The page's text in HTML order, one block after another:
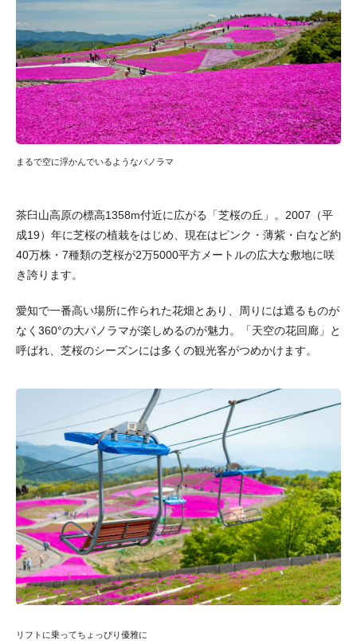
まるで空に浮かんでいるようなパノラマ
茶臼山高原の標高1358m付近に広がる「芝桜の丘」。2007（平
成19）年に芝桜の植栽をはじめ、現在はピンク・薄紫・白など約
40万株・7種類の芝桜が2万5000平方メートルの広大な敷地に咲
き誇ります。
愛知で一番高い場所に作られた花畑とあり、周りには遮るものが
なく360°の大パノラマが楽しめるのが魅力。「天空の花回廊」と
呼ばれ、芝桜のシーズンには多くの観光客がつめかけます。
リフトに乗ってちょっぴり優雅に